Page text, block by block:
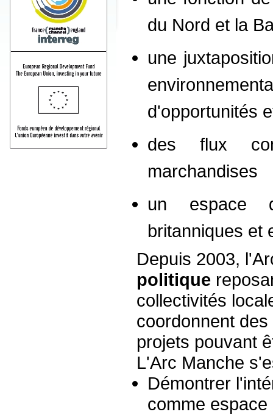
du Nord et la
une
d'opportunités
des flux
marchandises
un espace
britanniques et
Depuis 2003,
politique
collectivités
coordonnent
projets pouvant
L'Arc Manche
Démontrer
comme